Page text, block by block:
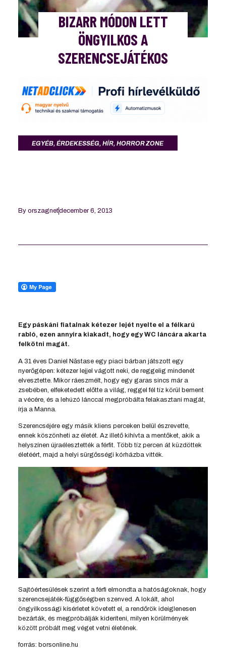
BIZARR MÓDON LETT
ÖNGYILKOS A
SZERENCSEJÁTÉKOS
EGYÉB, ÉRDEKESSÉG, HÍR, HORROR ZONE
Byorszagnetdecember 6, 2013
Egy páskáni fiatalnak kétezer lejét nyelte el a félkarú
rabló, ezen annyira kiakadt, hogy egy WC láncára akarta
felkötni magát.
A 31 éves Daniel Năstase egy piaci bárban játszott egy
nyerőgépen: kétezer lejjel vágott neki, de reggelig mindenét
elvesztette. Mikor ráeszmélt, hogy egy garas sincs már a
zsebében, elfeketedett előtte a világ, reggel fél tíz körül bement
a vécére, és a lehúzó lánccal megpróbálta felakasztani magát,
írja a Manna.
Szerencséjére egy másik kliens perceken belül észrevette,
ennek köszönheti az életét. Az illető kihívta a mentőket, akik a
helyszínen újraélesztették a férfit. Több tíz percen át küzdöttek
életéért, majd a helyi sürgősségi kórházba vitték.
Sajtóértesülések szerint a férfi elmondta a hatóságoknak, hogy
szerencsejáték-függőségben szenved. A lokált, ahol
öngyilkossági kísérletet követett el, a rendőrök ideiglenesen
bezárták, és megpróbálják kideríteni, milyen körülmények
között próbált meg véget vetni életének.
forrás: borsonline.hu